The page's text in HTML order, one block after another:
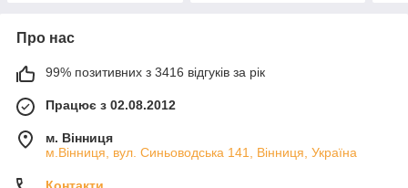
Про нас
99% позитивних з 3416 відгуків за рік
Працює з 02.08.2012
м. Вінниця
м.Вінниця, вул. Синьоводська 141, Вінниця, Україна